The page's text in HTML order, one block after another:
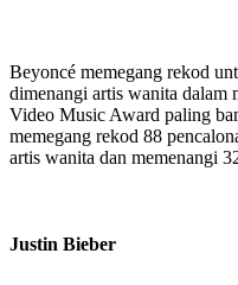
Beyoncé memegang rekod
dimenangi artis wanita dalam
Video Music Award paling
memegang rekod 88
artis wanita dan memenangi
Justin Bieber